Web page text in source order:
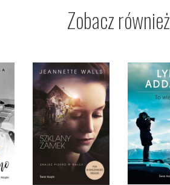
Zobacz również